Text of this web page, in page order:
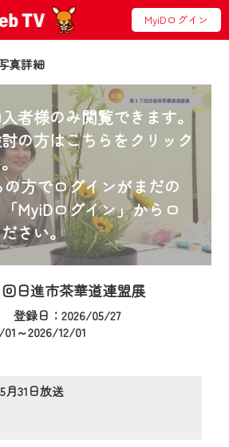
MyiDログイン
真詳細
者様のみ閲覧できます。
の方はこちらをクリック
方でログインがまだの
MyiDログイン」からロ
さい。
回日進市茶華道連盟展
登録日：2026/05/27
～2026/12/01
月31日放送
知らせ
『CCNet Web TV』は2024
ニューアルします！
により、お住まいの地域
が一目瞭然。
ＰＣブラウザから、いつ
・外出先でも！